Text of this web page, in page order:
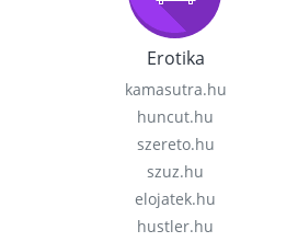
Erotika
kamasutra.hu
huncut.hu
szereto.hu
szuz.hu
elojatek.hu
hustler.hu